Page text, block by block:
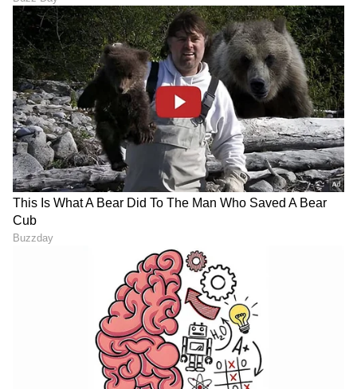
ಹಾಗು ಎಲ್ಲಾ ಅಪ್‌ಡೇಟ್ ಗಳನ್ನು ಪಡೆಯಿರಿ.
DOWNLOAD APP
RECOMMENDED STORIES